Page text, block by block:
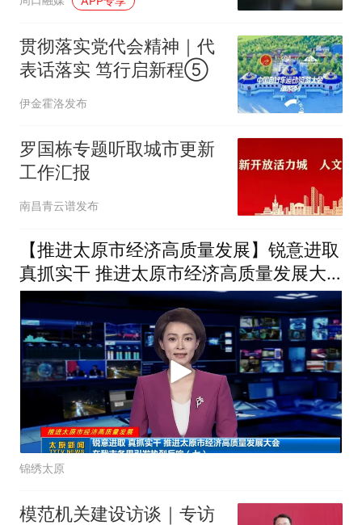
贯彻落实党代会精神｜代
表话落实 笃行启新程⑤
伊金霍洛发布
罗国栋专题听取城市更新
工作汇报
南昌青云谱发布
【推进太原市经济高质量发展】锐意进取
真抓实干 推进太原市经济高质量发展大
会在我市各界引发热烈反响（七）
锦绣太原
模范机关建设访谈｜专访